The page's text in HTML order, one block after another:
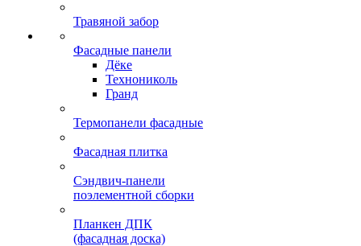
Травяной забор
Фасадные панели
Дёке
Технониколь
Гранд
Термопанели фасадные
Фасадная плитка
Сэндвич-панели
поэлементной сборки
Планкен ДПК
(фасадная доска)